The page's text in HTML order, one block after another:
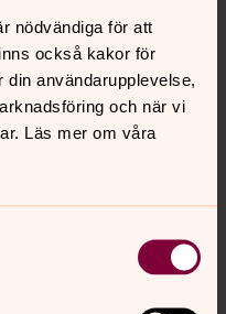
nödvändiga för att
också kakor för
användarupplevelse,
och när vi
Läs mer om våra
Dädesjö församlingar: